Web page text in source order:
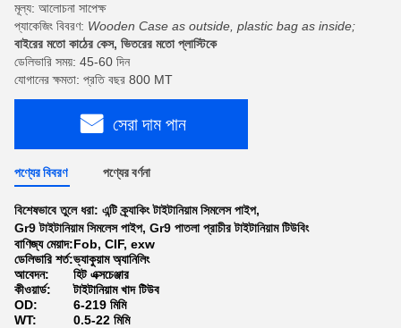
মূল্য: আলোচনা সাপেক্ষ
প্যাকেজিং বিবরণ: Wooden Case as outside, plastic bag as inside;
বাইরের মতো কাঠের কেস, ভিতরের মতো প্লাস্টিকে
ডেলিভারি সময়: 45-60 দিন
যোগানের ক্ষমতা: প্রতি বছর 800 MT
সেরা দাম পান
পণ্যের বিবরণ পণ্যের বর্ণনা
বিশেষভাবে তুলে ধরা: এন্টি ক্র্যাকিং টাইটানিয়াম সিমলেস পাইপ,
Gr9 টাইটানিয়াম সিমলেস পাইপ, Gr9 পাতলা প্রাচীর টাইটানিয়াম টিউবিং
বাণিজ্য মেয়াদ:Fob, CIF, exw
ডেলিভারি শর্ত:ভ্যাকুয়াম অ্যানিলিং
আবেদন:
হিট এক্সচেঞ্জার
কীওয়ার্ড:
টাইটানিয়াম খাদ টিউব
OD:
6-219 মিমি
WT:
0.5-22 মিমি